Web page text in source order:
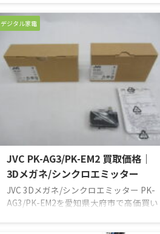
フォーカスしたものを自動で録画できる
優れもののレコーダーです。4Kチューナ
ー内蔵で最大3番組同時録画が可能なの
で、録画したい番組がかぶっても心配い
りません。2TBの内臓HDDで大容量で
す。他に4TBと6TBのモデルを販売して
います。昨年購入したものの、他社の全
チャンネル録画できる機能のものの方が
自分のライフスタイルにはあっていると
デジタル家電
JVC PK-AG3/PK-EM2 買取価格｜
3Dメガネ/シンクロエミッター
JVC 3Dメガネ/シンクロエミッター PK-
AG3/PK-EM2を愛知県大府市で高価買い